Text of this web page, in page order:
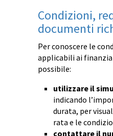
Condizioni,
documenti
Per conoscere le
applicabili ai
possibile:
utilizzare il
indicando
durata, per
rata e le
contattare il